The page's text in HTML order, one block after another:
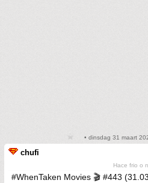
• dinsdag 31 maart
chufi
Hace frio o
#WhenTaken Movies 🎬 #443